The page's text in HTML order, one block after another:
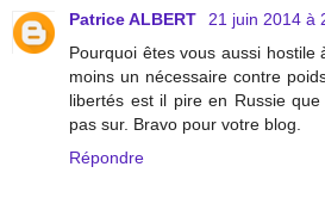
Patrice ALBERT
21 juin 2014 à
Pourquoi êtes vous aussi hostile
moins un nécessaire contre
libertés est il pire en Russie
pas sur. Bravo pour votre blog.
Répondre